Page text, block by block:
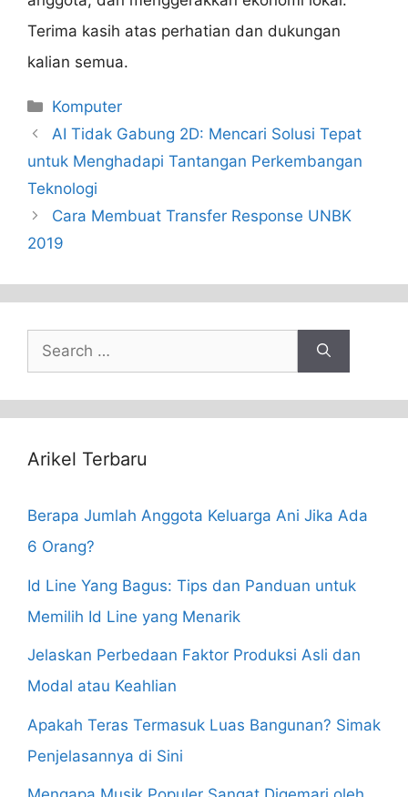
Terima kasih atas perhatian dan dukungan
kalian semua.
Categories
Komputer
AI Tidak Gabung 2D: Mencari Solusi Tepat
untuk Menghadapi Tantangan Perkembangan
Teknologi
Cara Membuat Transfer Response UNBK
2019
Search
for:
Arikel Terbaru
Berapa Jumlah Anggota Keluarga Ani Jika Ada
6 Orang?
Id Line Yang Bagus: Tips dan Panduan untuk
Memilih Id Line yang Menarik
Jelaskan Perbedaan Faktor Produksi Asli dan
Modal atau Keahlian
Apakah Teras Termasuk Luas Bangunan? Simak
Penjelasannya di Sini